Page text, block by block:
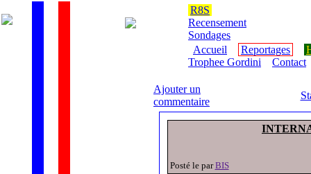
R8S
Recensement
Sondages
Accueil
Reportages
Trophee Gordini
Contact
Ajouter un
commentaire
Posté le parBIS